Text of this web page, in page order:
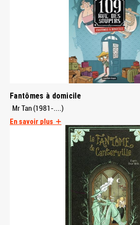
Fantômes à domicile
Mr Tan (1981-....)
En savoir plus